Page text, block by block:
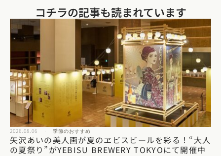
コチラの記事も読まれています​
2026.08.06 · 季節のおすすめ
矢沢あいの美人画が夏のヱビスビールを彩る！“大人
の夏祭り”がYEBISU BREWERY TOKYOにて開催中